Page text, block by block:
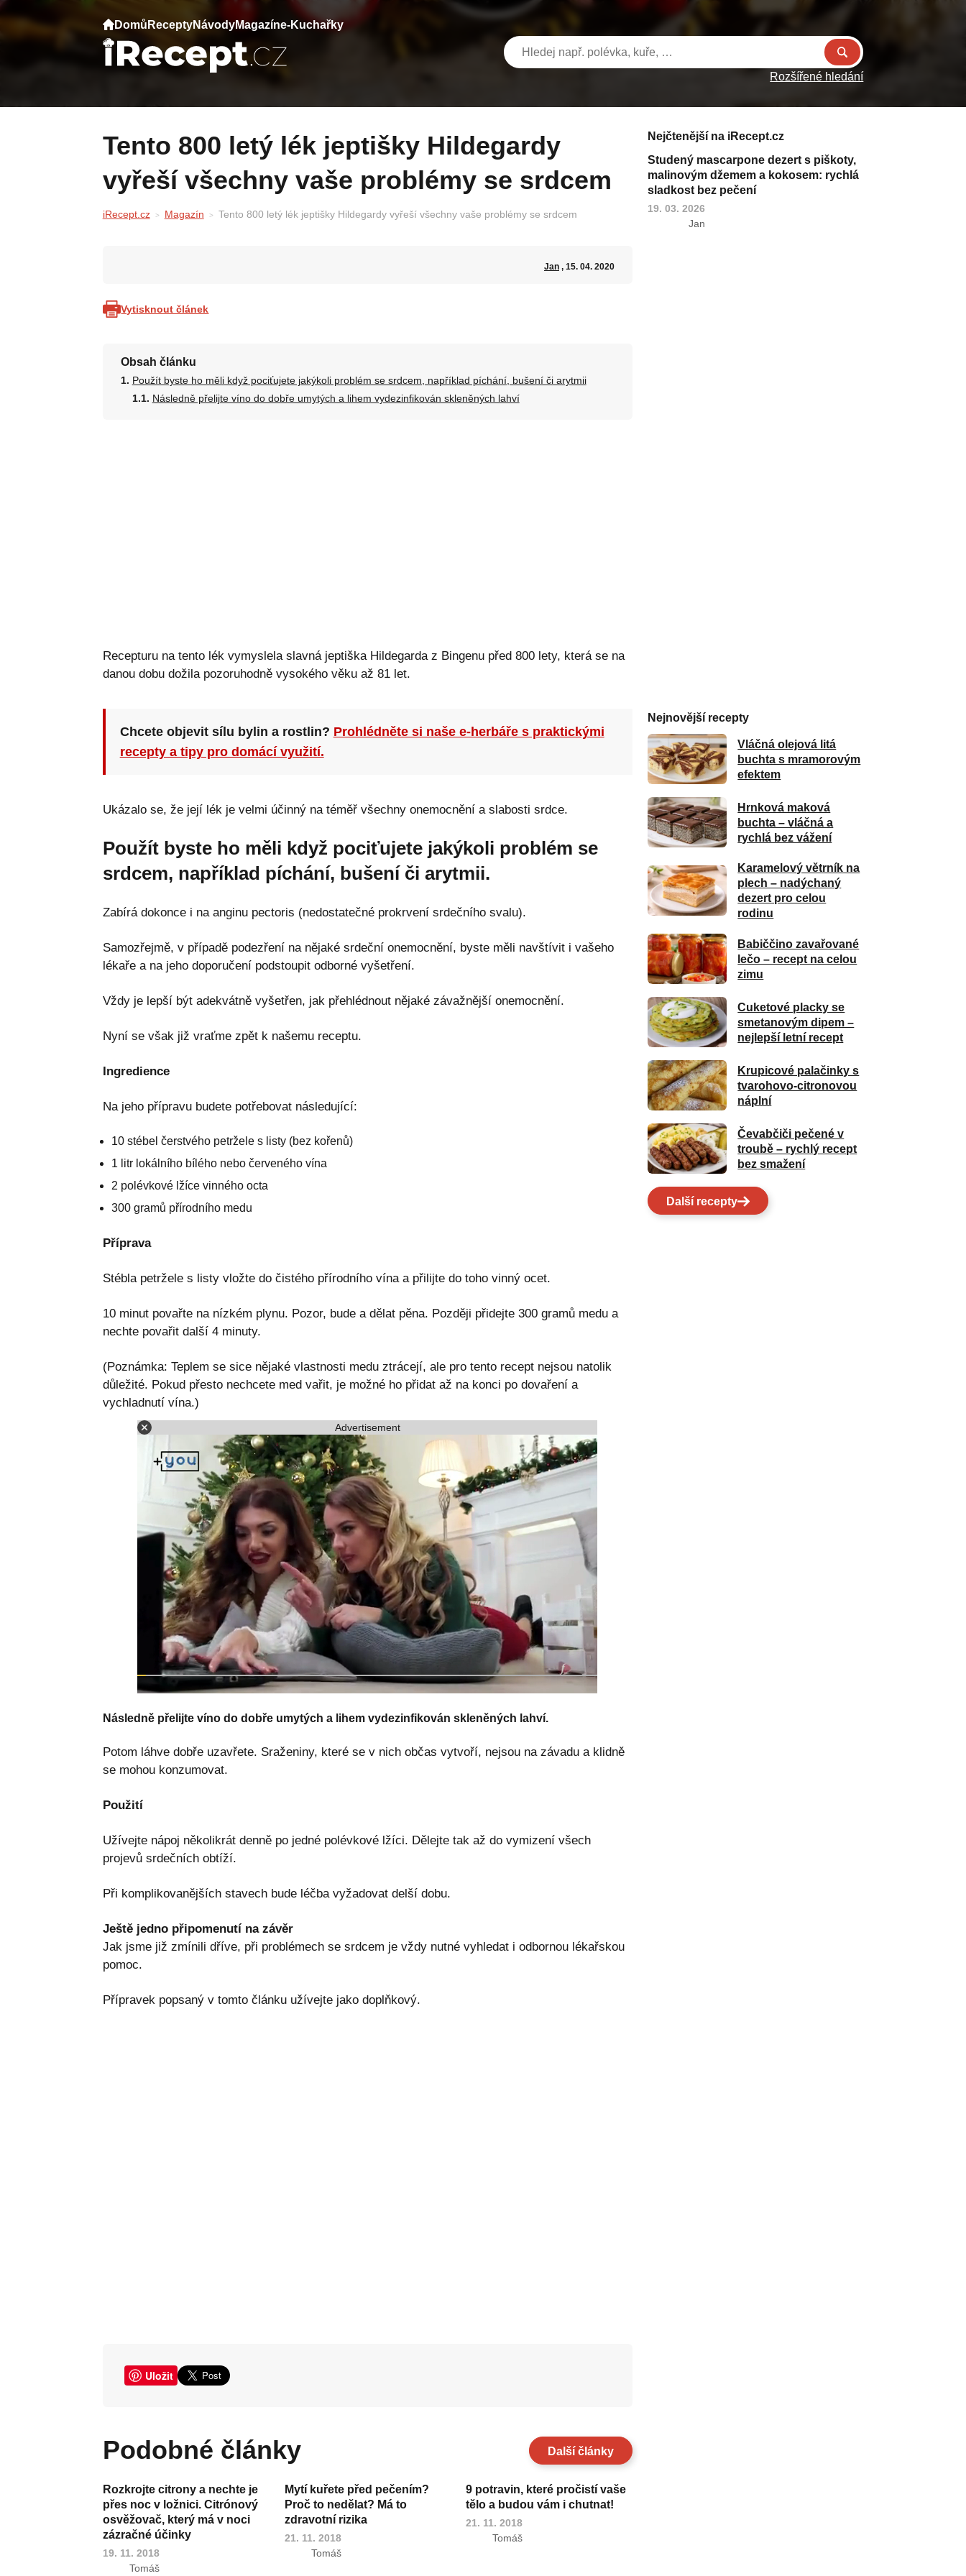
Domů ReceptyNávodyMagazíne-Kuchařky
Rozšířené hledání
Tento 800 letý lék jeptišky Hildegardy
vyřeší všechny vaše problémy se srdcem
iRecept.cz Magazín Tento 800 letý lék jeptišky Hildegardy vyřeší všechny vaše problémy se srdcem
Jan, 15. 04. 2020
Vytisknout článek
Obsah článku
Použít byste ho měli když pociťujete jakýkoli problém se srdcem, například píchání, bušení či arytmii
Následně přelijte víno do dobře umytých a lihem vydezinfikován skleněných lahví
Recepturu na tento lék vymyslela slavná jeptiška Hildegarda z Bingenu před 800 lety, která se na
danou dobu dožila pozoruhodně vysokého věku až 81 let.
Chcete objevit sílu bylin a rostlin? Prohlédněte si naše e-herbáře s praktickými
recepty a tipy pro domácí využití.
Ukázalo se, že její lék je velmi účinný na téměř všechny onemocnění a slabosti srdce.
Použít byste ho měli když pociťujete jakýkoli problém se
srdcem, například píchání, bušení či arytmii.
Zabírá dokonce i na anginu pectoris (nedostatečné prokrvení srdečního svalu).
Samozřejmě, v případě podezření na nějaké srdeční onemocnění, byste měli navštívit i vašeho
lékaře a na jeho doporučení podstoupit odborné vyšetření.
Vždy je lepší být adekvátně vyšetřen, jak přehlédnout nějaké závažnější onemocnění.
Nyní se však již vraťme zpět k našemu receptu.
Ingredience
Na jeho přípravu budete potřebovat následující:
10 stébel čerstvého petržele s listy (bez kořenů)
1 litr lokálního bílého nebo červeného vína
2 polévkové lžíce vinného octa
300 gramů přírodního medu
Příprava
Stébla petržele s listy vložte do čistého přírodního vína a přilijte do toho vinný ocet.
10 minut povařte na nízkém plynu. Pozor, bude a dělat pěna. Později přidejte 300 gramů medu a
nechte povařit další 4 minuty.
(Poznámka: Teplem se sice nějaké vlastnosti medu ztrácejí, ale pro tento recept nejsou natolik
důležité. Pokud přesto nechcete med vařit, je možné ho přidat až na konci po dovaření a
vychladnutí vína.)
Advertisement
Následně přelijte víno do dobře umytých a lihem vydezinfikován skleněných lahví.
Potom láhve dobře uzavřete. Sraženiny, které se v nich občas vytvoří, nejsou na závadu a klidně
se mohou konzumovat.
Použití
Užívejte nápoj několikrát denně po jedné polévkové lžíci. Dělejte tak až do vymizení všech
projevů srdečních obtíží.
Při komplikovanějších stavech bude léčba vyžadovat delší dobu.
Ještě jedno připomenutí na závěr
Jak jsme již zmínili dříve, při problémech se srdcem je vždy nutné vyhledat i odbornou lékařskou
pomoc.
Přípravek popsaný v tomto článku užívejte jako doplňkový.
Uložit
Podobné články Další články
Rozkrojte citrony a nechte je
přes noc v ložnici. Citrónový
osvěžovač, který má v noci
zázračné účinky
19. 11. 2018
Tomáš
Mytí kuřete před pečením?
Proč to nedělat? Má to
zdravotní rizika
21. 11. 2018
Tomáš
9 potravin, které pročistí vaše
tělo a budou vám i chutnat!
21. 11. 2018
Tomáš
Nejčtenější na iRecept.cz
Studený mascarpone dezert s piškoty,
malinovým džemem a kokosem: rychlá
sladkost bez pečení
19. 03. 2026
Jan
Nejnovější recepty
Vláčná olejová litá
buchta s mramorovým
efektem
Hrnková maková
buchta – vláčná a
rychlá bez vážení
Karamelový větrník na
plech – nadýchaný
dezert pro celou
rodinu
Babiččino zavařované
lečo – recept na celou
zimu
Cuketové placky se
smetanovým dipem –
nejlepší letní recept
Krupicové palačinky s
tvarohovo-citronovou
náplní
Čevabčiči pečené v
troubě – rychlý recept
bez smažení
Další recepty